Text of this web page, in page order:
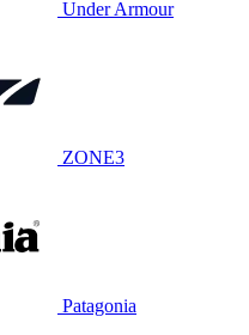
Under Armour
ZONE3
Patagonia